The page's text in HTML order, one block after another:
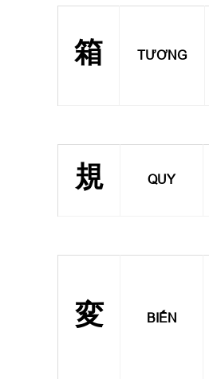
箱 TƯƠNG
規 QUY
変 BIẾN